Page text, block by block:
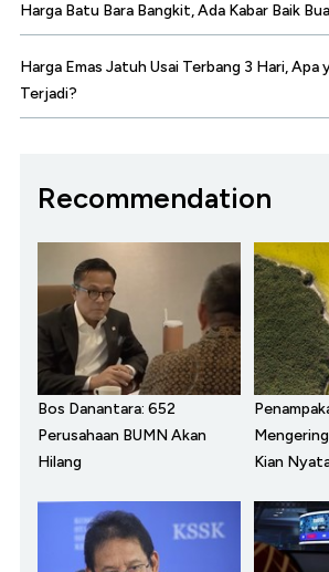
Harga Batu Bara Bangkit, Ada Kabar Baik
Harga Emas Jatuh Usai Terbang 3 Hari, Apa
Terjadi?
Recommendation
Bos Danantara: 652
Perusahaan BUMN Akan
Hilang
Kian